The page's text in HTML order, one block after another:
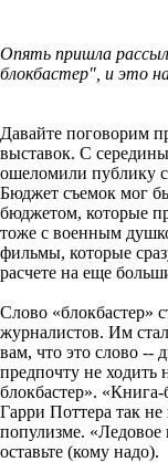
Опять пришла
блокбастер", и это
Давайте поговорим
выставок. С
ошеломили публику
Бюджет съемок мог
бюджетом, которые
тоже с военным
фильмы, которые
расчете на еще
Слово «блокбастер»
журналистов. Им
вам, что это слово --
предпочту не ходить
блокбастер».
Гарри Поттера так
популизме. «Ледовое
оставьте (кому надо).